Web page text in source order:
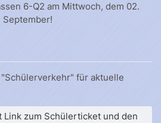
6-Q2 am Mittwoch, dem 02.
September!
für aktuelle
Link zum Schülerticket und den